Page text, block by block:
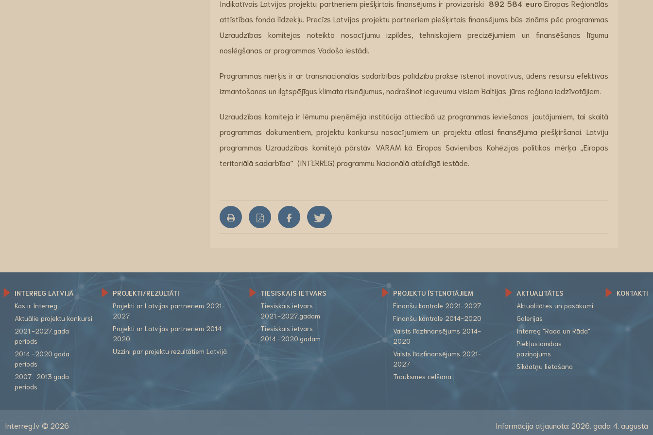
Indikatīvais Latvijas projektu partneriem piešķirtais finansējums ir provizoriski 892 584 euroEiropas Reģionālās
attīstības fonda līdzekļu. Precīzs Latvijas projektu partneriem piešķirtais finansējums būs zināms pēc programmas
Uzraudzības komitejas noteikto nosacījumu izpildes, tehniskajiem precizējumiem un finansēšanas līgumu
noslēgšanas ar programmas Vadošo iestādi.
Programmas mērķis ir ar transnacionālās sadarbības palīdzību praksē īstenot inovatīvus, ūdens resursu efektīvas
izmantošanas un ilgtspējīgus klimata risinājumus, nodrošinot ieguvumu visiem Baltijas jūras reģiona iedzīvotājiem.
Uzraudzības komiteja ir lēmumu pieņēmēja institūcija attiecībā uz programmas ieviešanas jautājumiem, tai skaitā
programmas dokumentiem, projektu konkursu nosacījumiem un projektu atlasi finansējuma piešķiršanai. Latviju
programmas Uzraudzības komitejā pārstāv VARAM kā Eiropas Savienības Kohēzijas politikas mērķa „Eiropas
teritoriālā sadarbība” (INTERREG) programmu Nacionālā atbildīgā iestāde.
INTERREG LATVIJĀ
Kas ir Interreg
Aktuālie projektu konkursi
2021.-2027.gada
periods
2014.-2020.gada
periods
2007.-2013.gada
periods
PROJEKTI/REZULTĀTI
Projekti ar Latvijas partneriem 2021-
2027
Projekti ar Latvijas partneriem 2014-
2020
Uzzini par projektu rezultātiem Latvijā
TIESISKAIS IETVARS
Tiesiskais ietvars
2021.-2027.gadam
Tiesiskais ietvars
2014.-2020.gadam
PROJEKTU ĪSTENOTĀJIEM
Finanšu kontrole 2021-2027
Finanšu kontrole 2014-2020
Valsts līdzfinansējums 2014-
2020
Valsts līdzfinansējums 2021-
2027
Trauksmes celšana
AKTUALITĀTES
Aktualitātes un pasākumi
Galerijas
Interreg "Rada un Rāda"
Piekļūstamības
paziņojums
Sīkdatņu lietošana
KONTAKTI
Interreg.lv © 2026 Informācija atjaunota: 2026. gada 4. augustā